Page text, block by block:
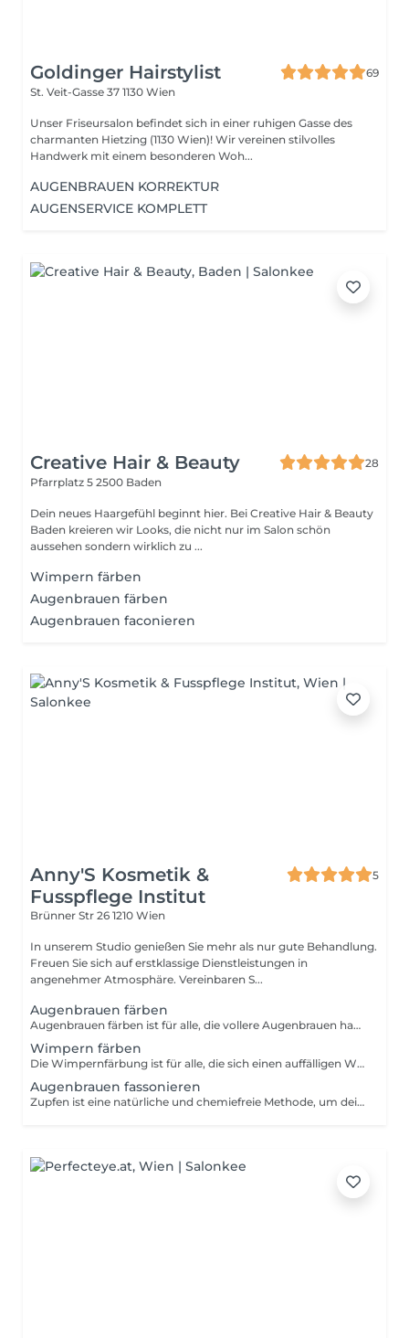
Goldinger Hairstylist
69
St. Veit-Gasse 37 1130 Wien
Unser Friseursalon befindet sich in einer ruhigen Gasse des
charmanten Hietzing (1130 Wien)! Wir vereinen stilvolles
Handwerk mit einem besonderen Woh...
AUGENBRAUEN KORREKTUR
AUGENSERVICE KOMPLETT
Creative Hair & Beauty
28
Pfarrplatz 5 2500 Baden
Dein neues Haargefühl beginnt hier. Bei Creative Hair & Beauty
Baden kreieren wir Looks, die nicht nur im Salon schön
aussehen sondern wirklich zu ...
Wimpern färben
Augenbrauen färben
Augenbrauen faconieren
Anny'S Kosmetik &
Fusspflege Institut
5
Brünner Str 26 1210 Wien
In unserem Studio genießen Sie mehr als nur gute Behandlung.
Freuen Sie sich auf erstklassige Dienstleistungen in
angenehmer Atmosphäre. Vereinbaren S...
Augenbrauen färben
Augenbrauen färben ist für alle, die vollere Augenbrauen haben möchten, die lange halten.
Wimpern färben
Die Wimpernfärbung ist für alle, die sich einen auffälligen Wimpern-Effekt wünschen, der lange anhält.
Augenbrauen fassonieren
Zupfen ist eine natürliche und chemiefreie Methode, um deine Brauen zu formen. Wenn du empfindliche oder zarte Haut hast, aber trotzdem atemberaubende, perfekt geformte Augenbrauen haben möchtest, buche einen Termin bei diesen Beauty-Experten.